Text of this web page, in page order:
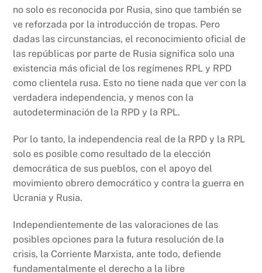
no solo es reconocida por Rusia, sino que también se
ve reforzada por la introducción de tropas. Pero
dadas las circunstancias, el reconocimiento oficial de
las repúblicas por parte de Rusia significa solo una
existencia más oficial de los regímenes RPL y RPD
como clientela rusa. Esto no tiene nada que ver con la
verdadera independencia, y menos con la
autodeterminación de la RPD y la RPL.
Por lo tanto, la independencia real de la RPD y la RPL
solo es posible como resultado de la elección
democrática de sus pueblos, con el apoyo del
movimiento obrero democrático y contra la guerra en
Ucrania y Rusia.
Independientemente de las valoraciones de las
posibles opciones para la futura resolución de la
crisis, la Corriente Marxista, ante todo, defiende
fundamentalmente el derecho a la libre